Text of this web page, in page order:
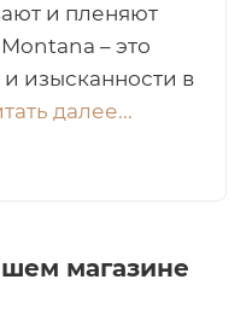
и пленяют
– это
изысканности в
далее...
магазине